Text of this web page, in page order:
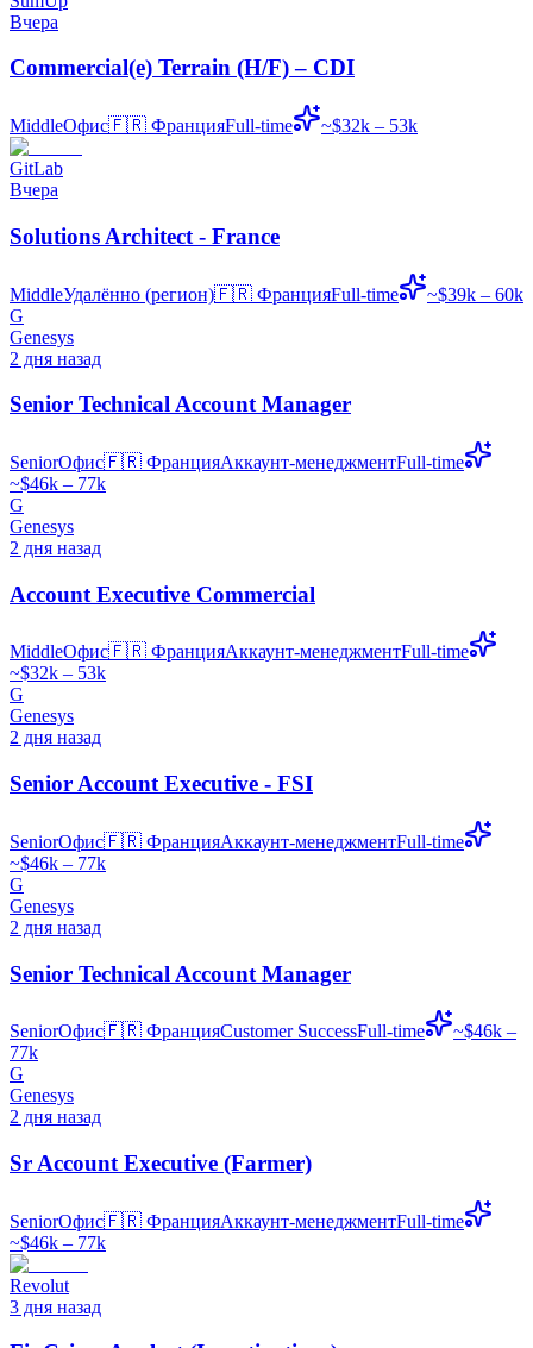
Вчера
Commercial(e) Terrain (H/F) – CDI
MiddleОфис🇫🇷 ФранцияFull-time ~$32k – 53k
GitLab
Вчера
Solutions Architect - France
MiddleУдалённо (регион)🇫🇷 ФранцияFull-time
~$39k – 60k
G
Genesys
2 дня назад
Senior Technical Account Manager
SeniorОфис🇫🇷 ФранцияАккаунт-менеджментFull-time
~$46k – 77k
G
Genesys
2 дня назад
Account Executive Commercial
MiddleОфис🇫🇷 ФранцияАккаунт-менеджментFull-time
~$32k – 53k
G
Genesys
2 дня назад
Senior Account Executive - FSI
SeniorОфис🇫🇷 ФранцияАккаунт-менеджментFull-time
~$46k – 77k
G
Genesys
2 дня назад
Senior Technical Account Manager
SeniorОфис🇫🇷 ФранцияCustomer SuccessFull-time
~$46k –
77k
G
Genesys
2 дня назад
Sr Account Executive (Farmer)
SeniorОфис🇫🇷 ФранцияАккаунт-менеджментFull-time
~$46k – 77k
Revolut
3 дня назад